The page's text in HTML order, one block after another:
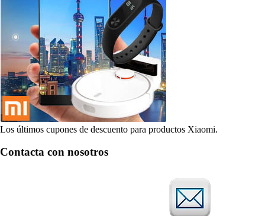
Los últimos cupones de descuento para productos Xiaomi.
Contacta con nosotros